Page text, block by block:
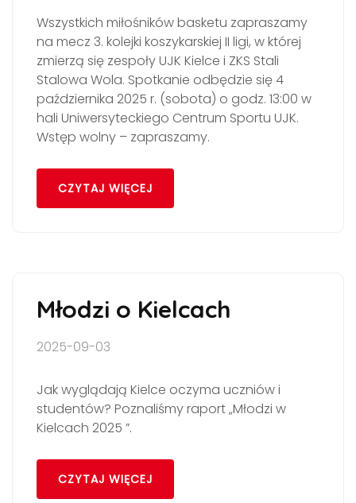
Wszystkich miłośników basketu zapraszamy
na mecz 3. kolejki koszykarskiej II ligi, w której
zmierzą się zespoły UJK Kielce i ZKS Stali
Stalowa Wola. Spotkanie odbędzie się 4
października 2025 r. (sobota) o godz. 13:00 w
hali Uniwersyteckiego Centrum Sportu UJK.
Wstęp wolny – zapraszamy.
CZYTAJ WIĘCEJ
Młodzi o Kielcach
2025-09-03
Jak wyglądają Kielce oczyma uczniów i
studentów? Poznaliśmy raport „Młodzi w
Kielcach 2025 ”.
CZYTAJ WIĘCEJ